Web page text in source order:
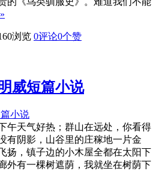
浏览 0评论0个赞
威短篇小说
午天气好热；群山在远处，你看得
有阴影，山谷里的庄稼地一片金
扬，镇子边的小木屋全都在太阳下
外有一棵树遮荫，我就坐在树荫下